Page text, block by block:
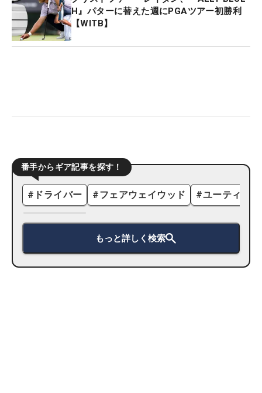
H』パターに替えた週にPGAツアー初勝利
【WITB】
番手からギア記事を探す！
# ドライバー #フェアウェイウッド #ユーティリ
もっと詳しく検索